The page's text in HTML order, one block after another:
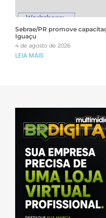
Sebrae/PR promove
Iguaçu
4 de agosto de 2026
LEIA MAIS